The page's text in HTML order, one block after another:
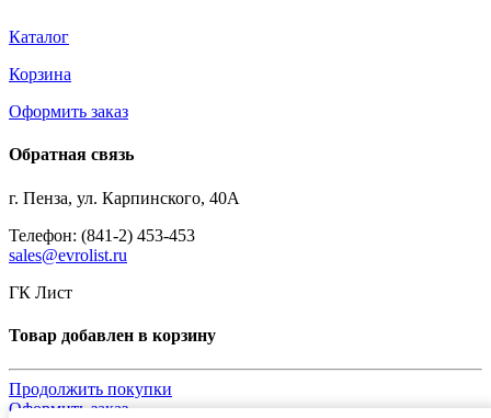
Каталог
Корзина
Оформить заказ
Обратная связь
г. Пенза, ул. Карпинского, 40А
Телефон: (841-2) 453-453
sales@evrolist.ru
ГК Лист
Товар добавлен в корзину
Продолжить покупки
Оформить заказ